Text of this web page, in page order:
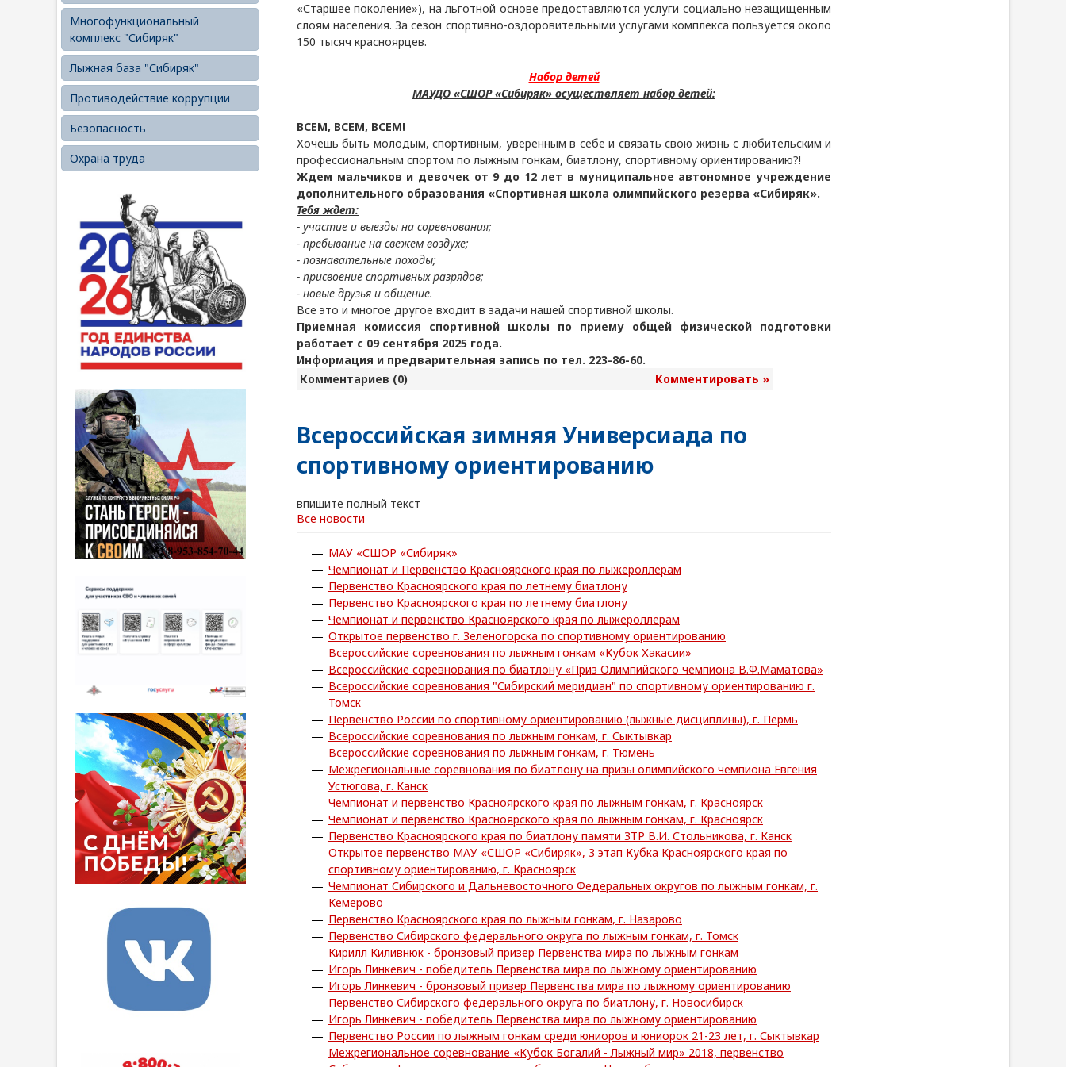
Многофункциональный
комплекс "Сибиряк"
Лыжная база "Сибиряк"
Противодействие коррупции
Безопасность
Охрана труда
«Старшее поколение»), на льготной основе предоставляются услуги социально незащищенным
слоям населения. За сезон спортивно-оздоровительными услугами комплекса пользуется около
150 тысяч красноярцев.
Набор детей
МАУДО «СШОР «Сибиряк» осуществляет набор детей:
ВСЕМ, ВСЕМ, ВСЕМ!
Хочешь быть молодым, спортивным, уверенным в себе и связать свою жизнь с любительским и
профессиональным спортом по лыжным гонкам, биатлону, спортивному ориентированию?!
Ждем мальчиков и девочек от 9 до 12 лет в муниципальное автономное учреждение
дополнительного образования «Спортивная школа олимпийского резерва «Сибиряк».
Тебя ждет:
- участие и выезды на соревнования;
- пребывание на свежем воздухе;
- познавательные походы;
- присвоение спортивных разрядов;
- новые друзья и общение.
Все это и многое другое входит в задачи нашей спортивной школы.
Приемная комиссия спортивной школы по приему общей физической подготовки
работает с 09 сентября 2025 года.
Информация и предварительная запись по тел. 223-86-60.
Комментировать »
Комментариев (0)
Всероссийская зимняя Универсиада по
спортивному ориентированию
впишите полный текст
Все новости
МАУ «СШОР «Сибиряк»
Чемпионат и Первенство Красноярского края по лыжероллерам
Первенство Красноярского края по летнему биатлону
Первенство Красноярского края по летнему биатлону
Чемпионат и первенство Красноярского края по лыжероллерам
Открытое первенство г. Зеленогорска по спортивному ориентированию
Всероссийские соревнования по лыжным гонкам «Кубок Хакасии»
Всероссийские соревнования по биатлону «Приз Олимпийского чемпиона В.Ф.Маматова»
Всероссийские соревнования "Сибирский меридиан" по спортивному ориентированию г.
Томск
Первенство России по спортивному ориентированию (лыжные дисциплины), г. Пермь
Всероссийские соревнования по лыжным гонкам, г. Сыктывкар
Всероссийские соревнования по лыжным гонкам, г. Тюмень
Межрегиональные соревнования по биатлону на призы олимпийского чемпиона Евгения
Устюгова, г. Канск
Чемпионат и первенство Красноярского края по лыжным гонкам, г. Красноярск
Чемпионат и первенство Красноярского края по лыжным гонкам, г. Красноярск
Первенство Красноярского края по биатлону памяти ЗТР В.И. Стольникова, г. Канск
Открытое первенство МАУ «СШОР «Сибиряк», 3 этап Кубка Красноярского края по
спортивному ориентированию, г. Красноярск
Чемпионат Сибирского и Дальневосточного Федеральных округов по лыжным гонкам, г.
Кемерово
Первенство Красноярского края по лыжным гонкам, г. Назарово
Первенство Сибирского федерального округа по лыжным гонкам, г. Томск
Кирилл Киливнюк - бронзовый призер Первенства мира по лыжным гонкам
Игорь Линкевич - победитель Первенства мира по лыжному ориентированию
Игорь Линкевич - бронзовый призер Первенства мира по лыжному ориентированию
Первенство Сибирского федерального округа по биатлону, г. Новосибирск
Игорь Линкевич - победитель Первенства мира по лыжному ориентированию
Первенство России по лыжным гонкам среди юниоров и юниорок 21-23 лет, г. Сыктывкар
Межрегиональное соревнование «Кубок Богалий - Лыжный мир» 2018, первенство